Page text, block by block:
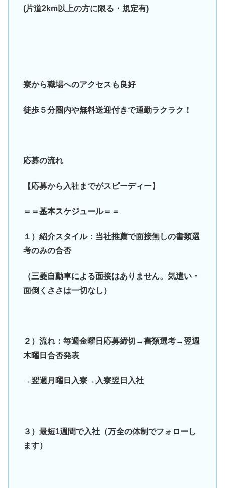
(片道2km以上の方に限る・規定有)
寮から職場へのアクセスも良好
徒歩５分圏内や無料送迎付きで通勤ラクラク！
応募の流れ
【応募から入社までがスピーディー】
＝＝基本スケジュール＝＝
１）紹介スタイル：当社推薦で面接無しの書類選
考のみの合否
（三菱自動車による面接はありません。気遣い・
面倒くささは一切なし）
２）流れ：毎週金曜日応募締切→書類選考→翌週
木曜日合否発表
→翌週月曜日入寮→入寮翌日入社
３）最短1週間で入社（万全の体制でフォローし
ます）